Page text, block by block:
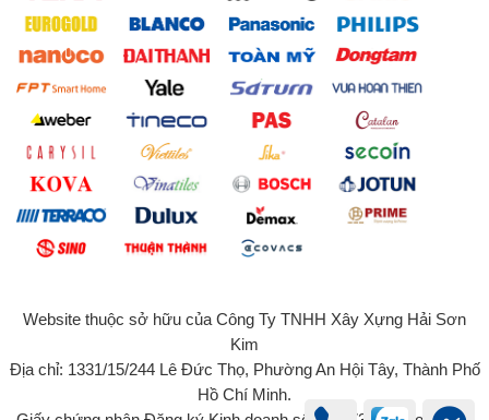
Website thuộc sở hữu của Công Ty TNHH Xây Xựng Hải Sơn
Kim
Địa chỉ: 1331/15/244 Lê Đức Thọ, Phường An Hội Tây, Thành Phố
Hồ Chí Minh.